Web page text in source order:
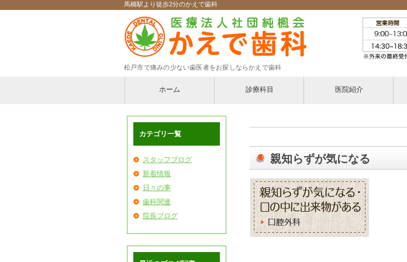
馬橋駅より徒歩2分のかえで歯科
松戸市で痛みの少ない歯医者をお探しならかえで歯科
ホーム 診療科目
一般歯科
小児歯科・小児矯正
口腔外科
インプラント
訪問診療
医院紹介
親知らずが気になる
カテゴリ一覧
スタッフブログ
新着情報
日々の事
歯科関連
院長ブログ